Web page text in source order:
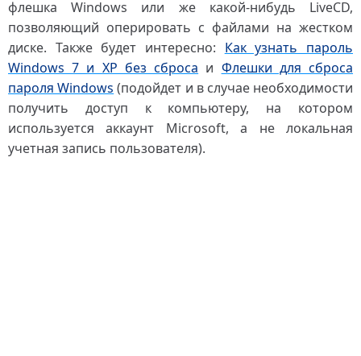
флешка Windows или же какой-нибудь LiveCD,
позволяющий оперировать с файлами на жестком
диске. Также будет интересно: Как узнать пароль
Windows 7 и XP без сброса и Флешки для сброса
пароля Windows (подойдет и в случае необходимости
получить доступ к компьютеру, на котором
используется аккаунт Microsoft, а не локальная
учетная запись пользователя).